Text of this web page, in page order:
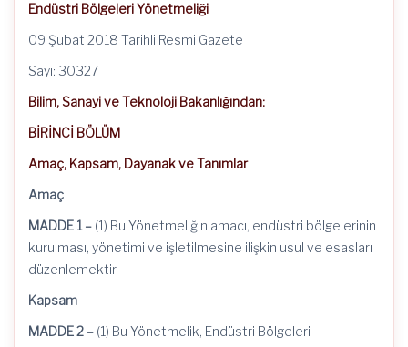
Endüstri Bölgeleri Yönetmeliği
09 Şubat 2018 Tarihli Resmi Gazete
Sayı: 30327
Bilim, Sanayi ve Teknoloji Bakanlığından:
BİRİNCİ BÖLÜM
Amaç, Kapsam, Dayanak ve Tanımlar
Amaç
MADDE 1 – (1) Bu Yönetmeliğin amacı, endüstri bölgelerinin
kurulması, yönetimi ve işletilmesine ilişkin usul ve esasları
düzenlemektir.
Kapsam
MADDE 2 – (1) Bu Yönetmelik, Endüstri Bölgeleri